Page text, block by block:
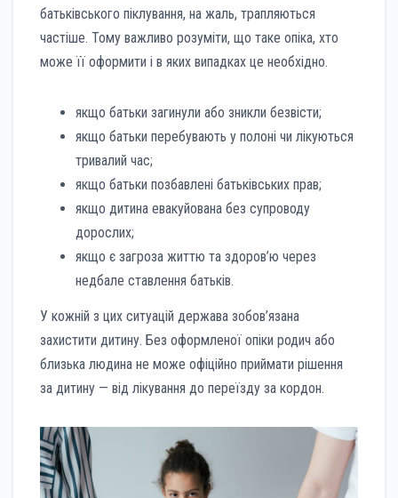
батьківського піклування, на жаль, трапляються
частіше. Тому важливо розуміти, що таке опіка, хто
може її оформити і в яких випадках це необхідно.
якщо батьки загинули або зникли безвісти;
якщо батьки перебувають у полоні чи лікуються
тривалий час;
якщо батьки позбавлені батьківських прав;
якщо дитина евакуйована без супроводу
дорослих;
якщо є загроза життю та здоров’ю через
недбале ставлення батьків.
У кожній з цих ситуацій держава зобов’язана
захистити дитину. Без оформленої опіки родич або
близька людина не може офіційно приймати рішення
за дитину — від лікування до переїзду за кордон.